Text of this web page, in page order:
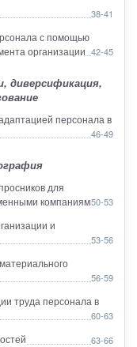
38-41
с помощью
организации 42-45
диверсификация,
персонала в
46-49
для
компаниями50-53
и
53-56
56-59
труда персонала в
60-63
63-66